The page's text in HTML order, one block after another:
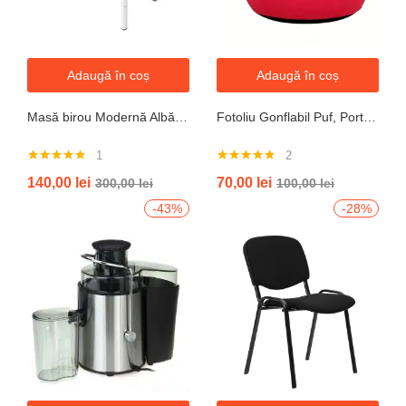
Adaugă în coș
5.00din 5
1
140,00 lei 300,00lei
Adaugă în coș
5.00din 5
2
70,00 lei 100,00lei
-43%
-28%